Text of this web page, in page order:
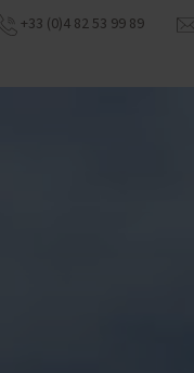
+33 (0)4 82 53 99 89